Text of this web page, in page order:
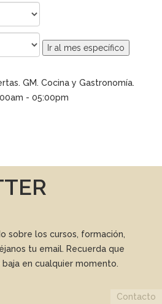
Ir al mes específico
GM. Cocina y Gastronomía.
- 05:00pm
sobre los cursos, formación,
tu email. Recuerda que
en cualquier momento.
Contacto